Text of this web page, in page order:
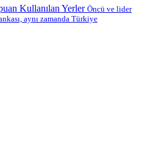
Kullanılan Yerler Öncü ve lider
aynı zamanda Türkiye